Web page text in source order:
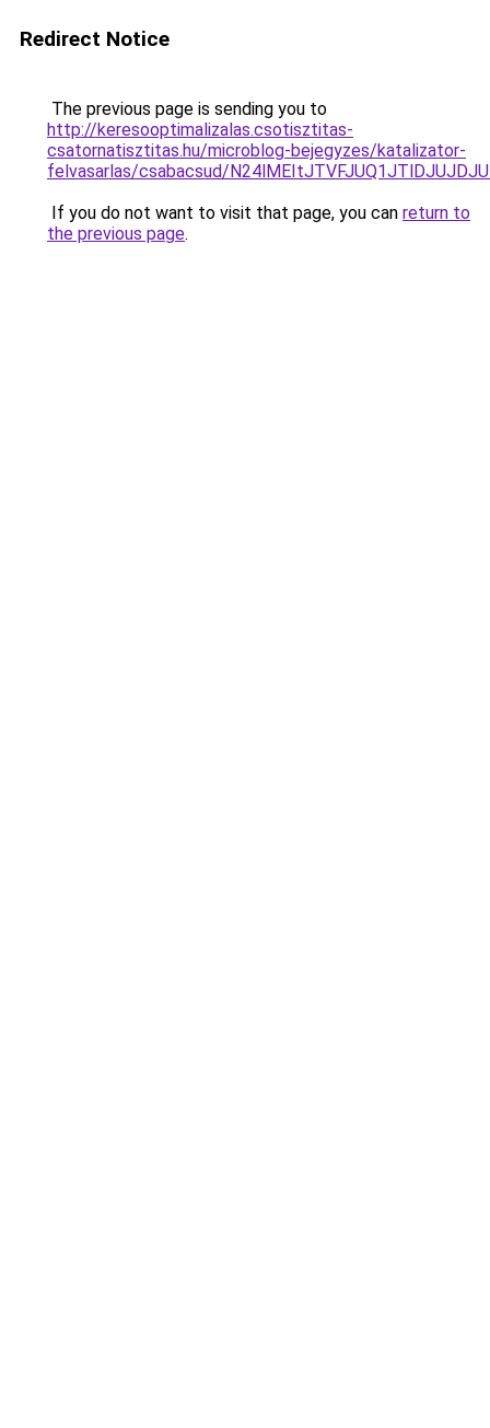
Redirect Notice
The previous page is sending you to
http://keresooptimalizalas.csotisztitas-
csatornatisztitas.hu/microblog-bejegyzes/katalizator-
felvasarlas/csabacsud/
If you do not want to visit that page, you can return to
the previous page.